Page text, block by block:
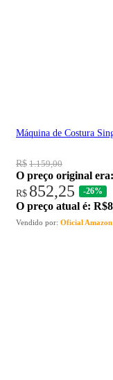
Máquina de Costura
R$ 1.159,00
O preço original
R$ 852,25 -26%
O preço atual é:
Vendido por: Oficial Amazon